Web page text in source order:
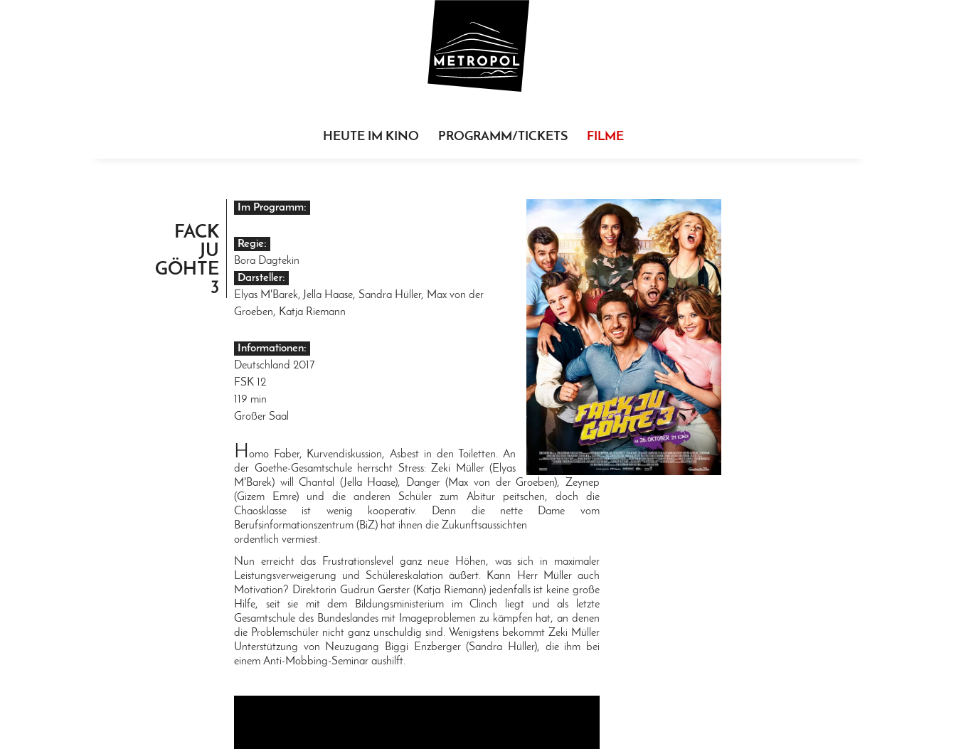
HEUTE IM KINO PROGRAMM/TICKETS FILME
FACK
JU
GÖHTE
3
Im Programm:
Regie:
Bora Dagtekin
Darsteller:
Elyas M'Barek, Jella Haase, Sandra Hüller, Max von der
Groeben, Katja Riemann
Informationen:
Deutschland 2017
FSK 12
119 min
Großer Saal
Homo Faber, Kurvendiskussion, Asbest in den Toiletten. An
der Goethe-Gesamtschule herrscht Stress: Zeki Müller (Elyas
M'Barek) will Chantal (Jella Haase), Danger (Max von der Groeben), Zeynep
(Gizem Emre) und die anderen Schüler zum Abitur peitschen, doch die
Chaosklasse ist wenig kooperativ. Denn die nette Dame vom
Berufsinformationszentrum (BiZ) hat ihnen die Zukunftsaussichten
ordentlich vermiest.
Nun erreicht das Frustrationslevel ganz neue Höhen, was sich in maximaler
Leistungsverweigerung und Schülereskalation äußert. Kann Herr Müller auch
Motivation? Direktorin Gudrun Gerster (Katja Riemann) jedenfalls ist keine große
Hilfe, seit sie mit dem Bildungsministerium im Clinch liegt und als letzte
Gesamtschule des Bundeslandes mit Imageproblemen zu kämpfen hat, an denen
die Problemschüler nicht ganz unschuldig sind. Wenigstens bekommt Zeki Müller
Unterstützung von Neuzugang Biggi Enzberger (Sandra Hüller), die ihm bei
einem Anti-Mobbing-Seminar aushilft.